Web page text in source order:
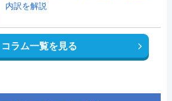
内訳を解説
コラム一覧を見る